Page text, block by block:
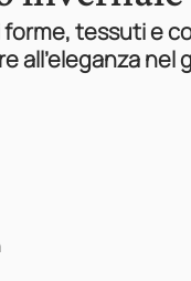
tessuti e
all'eleganza nel